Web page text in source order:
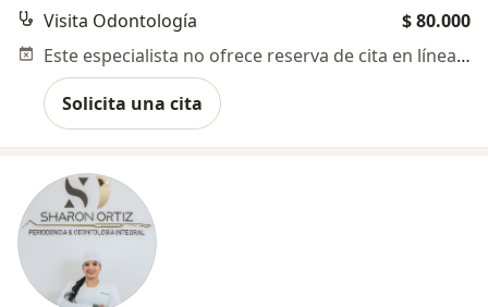
Visita Odontología
$ 80.000
Este especialista no ofrece reserva de cita en línea en esta dirección.
Solicita una cita